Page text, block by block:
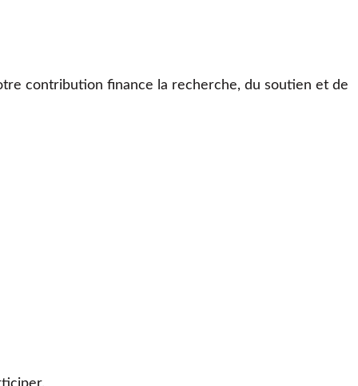
contribution finance la recherche, du soutien et de